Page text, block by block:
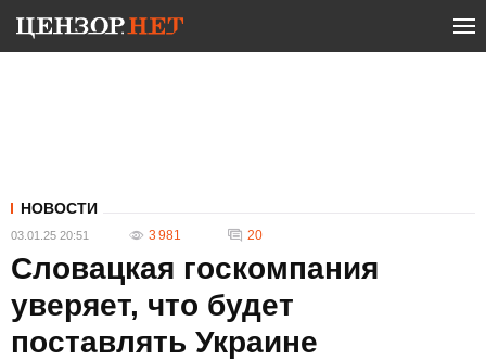
НОВОСТИ
03.01.25 20:51 3 981 20
Словацкая госкомпания
уверяет, что будет
поставлять Украине